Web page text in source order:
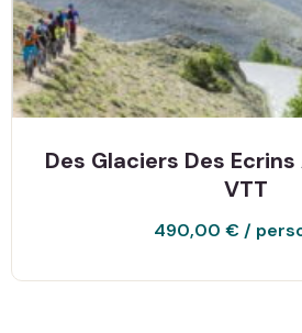
Des Glaciers Des
VTT
490,00 €